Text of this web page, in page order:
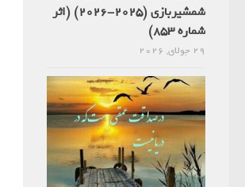
شمشیربازی (2025-2026) (اثر
شماره 853)
29 جولای, 2026